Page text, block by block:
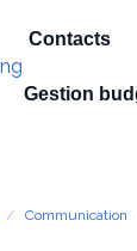
Contacts
Gestion
Communication